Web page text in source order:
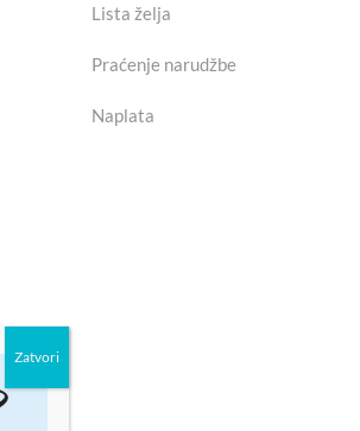
Lista želja
Praćenje narudžbe
Naplata